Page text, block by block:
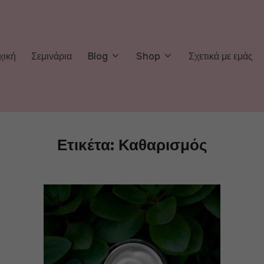
Σεμινάρια Blog Shop Σχετικά με εμάς
Ετικέτα: Καθαρισμός